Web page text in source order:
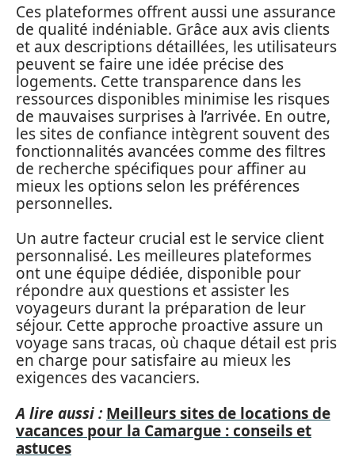
Ces plateformes offrent aussi une assurance
de qualité indéniable. Grâce aux avis clients
et aux descriptions détaillées, les utilisateurs
peuvent se faire une idée précise des
logements. Cette transparence dans les
ressources disponibles minimise les risques
de mauvaises surprises à l’arrivée. En outre,
les sites de confiance intègrent souvent des
fonctionnalités avancées comme des filtres
de recherche spécifiques pour affiner au
mieux les options selon les préférences
personnelles.
Un autre facteur crucial est le service client
personnalisé. Les meilleures plateformes
ont une équipe dédiée, disponible pour
répondre aux questions et assister les
voyageurs durant la préparation de leur
séjour. Cette approche proactive assure un
voyage sans tracas, où chaque détail est pris
en charge pour satisfaire au mieux les
exigences des vacanciers.
A lire aussi : Meilleurs sites de locations de
vacances pour la Camargue : conseils et
astuces